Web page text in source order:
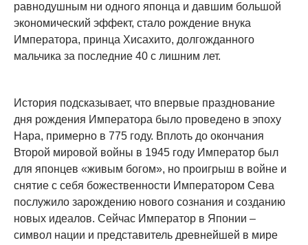
равнодушным ни одного японца и давшим большой
экономический эффект, стало рождение внука
Императора, принца Хисахито, долгожданного
мальчика за последние 40 с лишним лет.
История подсказывает, что впервые празднование
дня рождения Императора было проведено в эпоху
Нара, примерно в 775 году. Вплоть до окончания
Второй мировой войны в 1945 году Император был
для японцев «живым богом», но проигрыш в войне и
снятие с себя божественности Императором Сева
послужило зарождению нового сознания и созданию
новых идеалов. Сейчас Император в Японии –
символ нации и представитель древнейшей в мире